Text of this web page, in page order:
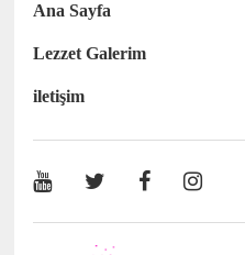
Ana Sayfa
Lezzet Galerim
iletişim